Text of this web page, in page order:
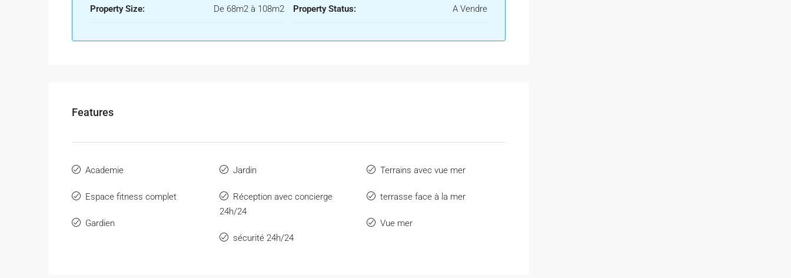
Property Size: De 68m2 à 108m2 Property Status: A Vendre
Features
Academie
Espace fitness complet
Gardien
Jardin
Réception avec concierge
24h/24
sécurité 24h/24
Terrains avec vue mer
terrasse face à la mer
Vue mer